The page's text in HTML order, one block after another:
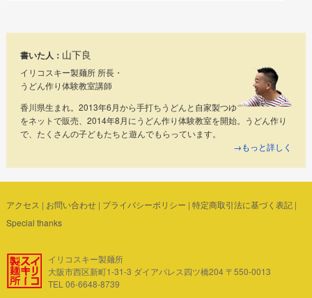
書いた人： 山下良
イリコスキー製麺所 所長・
うどん作り体験教室講師
香川県生まれ。2013年6月から手打ちうどんと自家製つゆ
をネットで販売、2014年8月にうどん作り体験教室を開始。うどん作り
で、たくさんの子どもたちと遊んでもらっています。
→もっと詳しく
アクセス | お問い合わせ| プライバシーポリシー | 特定商取引法に基づく表記|
Special thanks
イリコスキー製麺所
大阪市西区新町1-31-3 ダイアパレス四ツ橋204 〒550-0013
TEL 06-6648-8739